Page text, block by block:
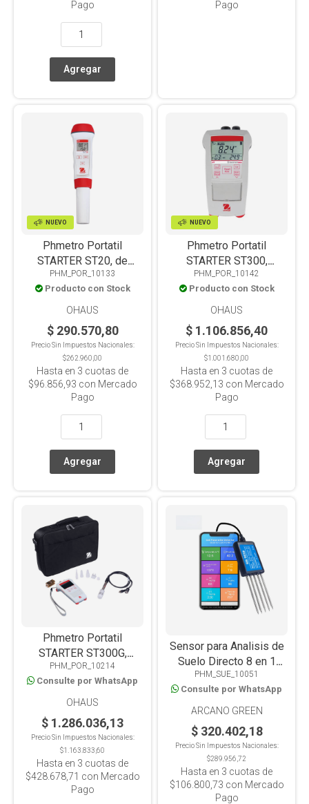
Pago Pago
NUEVO
Phmetro Portatil
STARTER ST20, de
bolsillo, PH/T° con ATC
PHM_POR_10133
Producto con Stock
OHAUS
$ 290.570,80
Precio Sin Impuestos Nacionales:
$262.960,00
Hasta en 3 cuotas de
$96.856,93 con Mercado
Pago
NUEVO
Phmetro Portatil
STARTER ST300,
PH/MV(ORP)/T°
PHM_POR_10142
Producto con Stock
OHAUS
$ 1.106.856,40
Precio Sin Impuestos Nacionales:
$1.001.680,00
Hasta en 3 cuotas de
$368.952,13 con Mercado
Pago
Phmetro Portatil
STARTER ST300G,
maletín, PH/MV(ORP)/T°
PHM_POR_10214
Consulte por WhatsApp
OHAUS
$ 1.286.036,13
Precio Sin Impuestos Nacionales:
$1.163.833,60
Hasta en 3 cuotas de
$428.678,71 con Mercado
Pago
Sensor para Analisis de
Suelo Directo 8 en 1
BSK-TUR-100
Conductividad, pH,
Humedad, Nitrogeno,
Fosforo, Potasio,
Fertilidad y °C, Android
USB-C
PHM_SUE_10051
Consulte por WhatsApp
ARCANO GREEN
$ 320.402,18
Precio Sin Impuestos Nacionales:
$289.956,72
Hasta en 3 cuotas de
$106.800,73 con Mercado
Pago